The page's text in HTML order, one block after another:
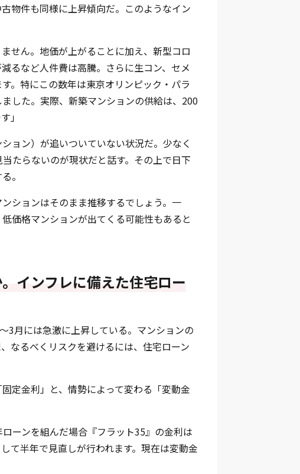
物件も同様に上昇傾向だ。このようなイン
せん。地価が上がることに加え、新型コロ
るなど人件費は高騰。さらに生コン、セメ
。特にこの数年は東京オリンピック・パラ
した。実際、新築マンションの供給は、200
」
ョン）が追いついていない状況だ。少なく
たらないのが現状だと話す。その上で日下
。
ションはそのまま推移するでしょう。一
価格マンションが出てくる可能性もあると
インフレに備えた住宅ロー
3月には急激に上昇している。マンションの
なるべくリスクを避けるには、住宅ローン
定金利」と、情勢によって変わる「変動金
ーンを組んだ場合『フラット35』の金利は
て半年で見直しが行われます。現在は変動金